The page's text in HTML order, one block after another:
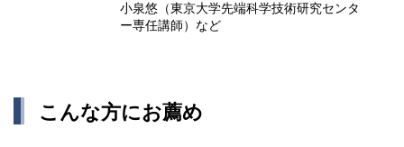
小泉悠（東京大学先端科学技術研究センタ
ー専任講師）など
こんな方にお薦め